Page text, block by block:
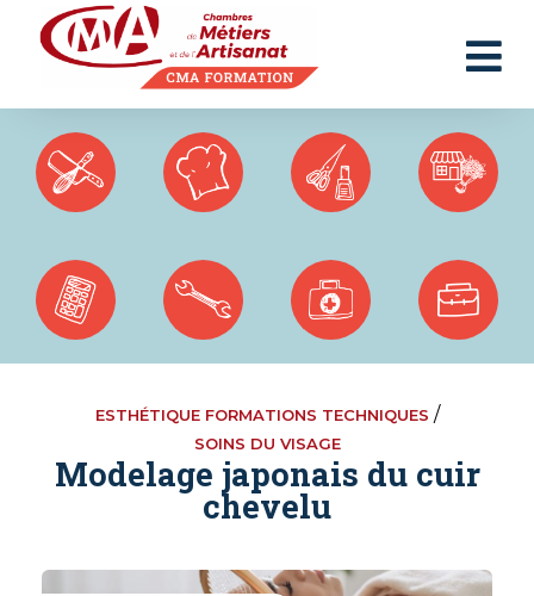
ESTHÉTIQUE FORMATIONS TECHNIQUES /
SOINS DU VISAGE
Modelage japonais du cuir
chevelu
Panneau de gestion des cookies